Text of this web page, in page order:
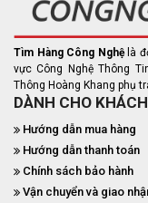
Tìm Hàng Công Nghệ là
vực Công Nghệ Thông
Thông Hoàng Khang phụ
DÀNH CHO
Hướng dẫn mua hàng
Hướng dẫn thanh toán
Chính sách bảo hành
Vận chuyển và giao